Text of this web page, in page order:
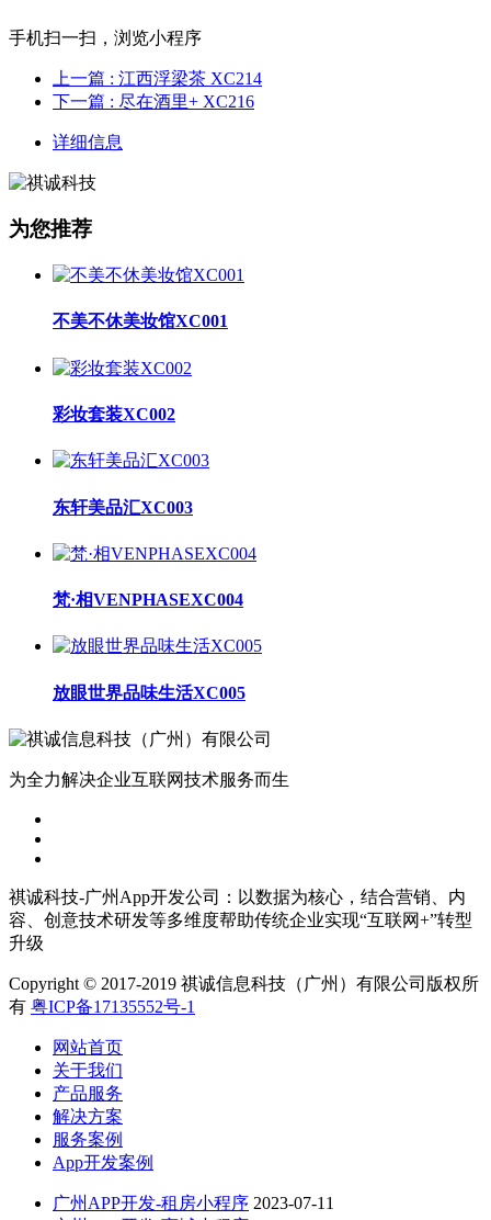
手机扫一扫，浏览小程序
上一篇 : 江西浮梁茶 XC214
下一篇 : 尽在酒里+ XC216
详细信息
为您推荐
不美不休美妆馆XC001
彩妆套装XC002
东轩美品汇XC003
梵·相VENPHASEXC004
放眼世界品味生活XC005
为全力解决企业互联网技术服务而生
祺诚科技-广州App开发公司：以数据为核心，结合营销、内
容、创意技术研发等多维度帮助传统企业实现“互联网+”转型
升级
Copyright © 2017-2019 祺诚信息科技（广州）有限公司版权所
有 粤ICP备17135552号-1
网站首页
关于我们
产品服务
解决方案
服务案例
App开发案例
广州APP开发-租房小程序 2023-07-11